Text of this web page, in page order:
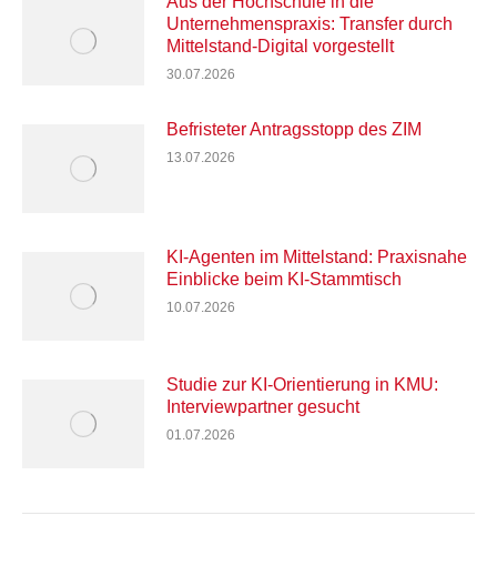
Unternehmenspraxis: Transfer durch
Mittelstand-Digital vorgestellt
30.07.2026
Befristeter Antragsstopp des ZIM
13.07.2026
KI-Agenten im Mittelstand: Praxisnahe
Einblicke beim KI-Stammtisch
10.07.2026
Studie zur KI-Orientierung in KMU:
Interviewpartner gesucht
01.07.2026